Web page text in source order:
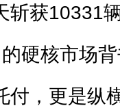
获10331辆
硬核市场
付，更是纵